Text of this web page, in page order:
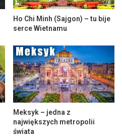
Ho Chi Minh (Sajgon) – tu bije
serce Wietnamu
Meksyk – jedna z
największych metropolii
świata